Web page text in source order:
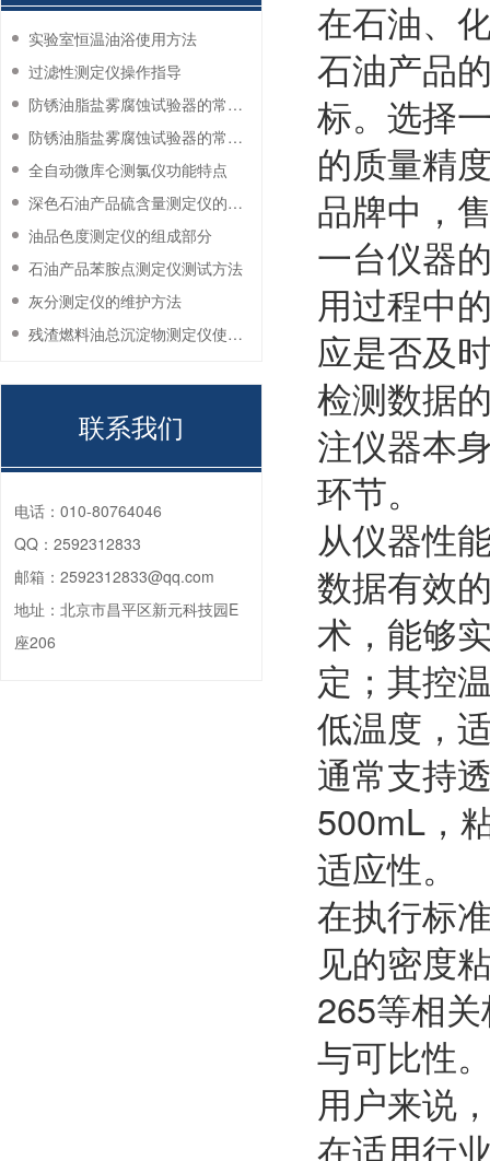
在石油、
石油产品
标。选择
的质量精
品牌中，
一台仪器
用过程中
应是否及
检测数据
注仪器本
环节。
从仪器性
数据有效
术，能够
定；其控
低温度，
通常支持
500mL，
适应性。
在执行标
见的密度
265等相
与可比性
用户来说
在适用行
实验室恒温油浴使用方法
过滤性测定仪操作指导
防锈油脂盐雾腐蚀试验器的常见故障与解决方法
防锈油脂盐雾腐蚀试验器的常见故障与解决方法
全自动微库仑测氯仪功能特点
深色石油产品硫含量测定仪的工作环境要求
油品色度测定仪的组成部分
石油产品苯胺点测定仪测试方法
灰分测定仪的维护方法
残渣燃料油总沉淀物测定仪使用注意事项
联系我们
电话： 010-80764046
QQ： 2592312833
邮箱： 2592312833@qq.com
地址： 北京市昌平区新元科技园E
座206